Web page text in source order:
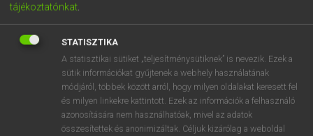
tájékoztatónkat
STATISZTIKA
A statisztikai sütiket „teljesítménysütiknek” is nevezik. Ezek a
sütik információkat gyűjtenek a webhely használatának
módjáról, többek között arról, hogy milyen oldalakat keresett fel
és milyen linkekre kattintott. Ezek az információk a felhasználó
azonosítására nem használhatóak, mivel az adatok
összesítettek és anonimizáltak. Céljuk kizárólag a weboldal